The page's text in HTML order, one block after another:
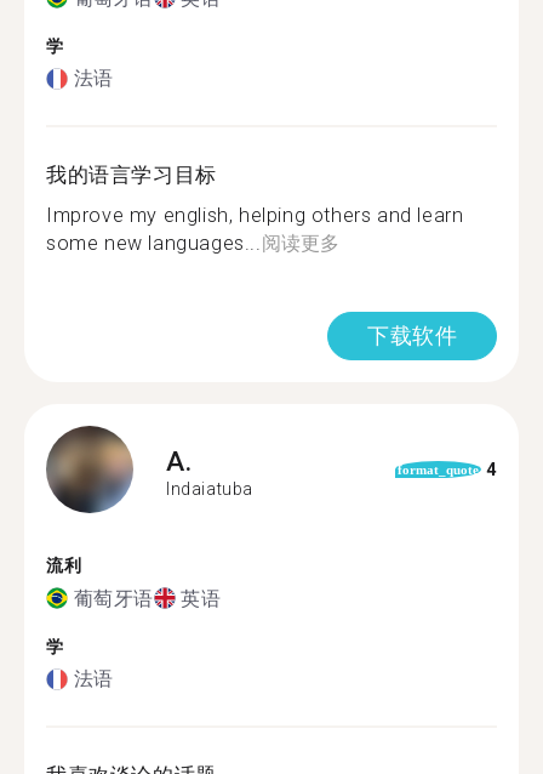
学
法语
我的语言学习目标
Improve my english, helping others and learn
some new languages...阅读更多
下载软件
A.
Indaiatuba
format_quote 4
流利
葡萄牙语 英语
学
法语